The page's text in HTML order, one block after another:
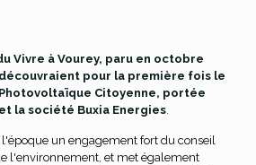
Vivre à Vourey, paru en octobre
pour la première fois le
Citoyenne, portée
la société Buxia Energies
un engagement fort du conseil
l'environnement, et met également